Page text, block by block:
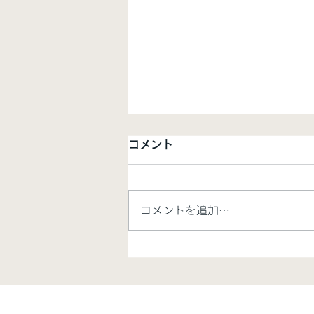
【お知らせ】価格改定のご案
内【8/7開始】
コメント
コメントを追加…